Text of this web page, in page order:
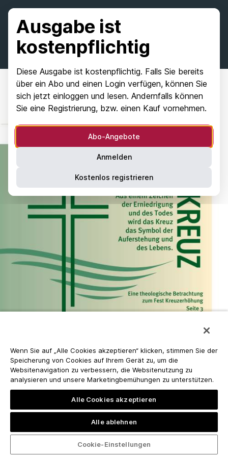
Ausgabe ist
kostenpflichtig
Diese Ausgabe ist kostenpflichtig. Falls Sie bereits
über ein Abo und einen Login verfügen, können Sie
sich jetzt einloggen und lesen. Andernfalls können
Sie eine Registrierung, bzw. einen Kauf vornehmen.
Abo-Angebote
Anmelden
Kostenlos registrieren
Wenn Sie auf „Alle Cookies akzeptieren“ klicken, stimmen Sie der
Speicherung von Cookies auf Ihrem Gerät zu, um die
Websitenavigation zu verbessern, die Websitenutzung zu
analysieren und unsere Marketingbemühungen zu unterstützen.
Alle Cookies akzeptieren
Alle ablehnen
Cookie-Einstellungen